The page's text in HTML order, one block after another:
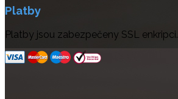
Platby
Platby jsou zabezpečeny SSL enkripci.